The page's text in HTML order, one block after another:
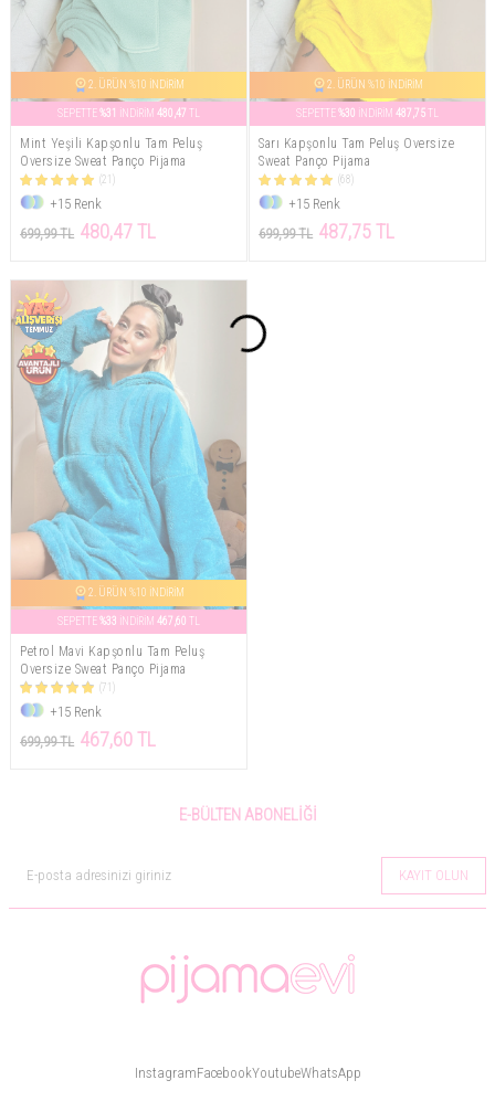
2. ÜRÜN %10 İNDİRİM
SEPETTE%31 İNDİRİM 480,47 TL
Mint Yeşili Kapşonlu Tam Peluş
Oversize Sweat Panço Pijama
(21)
+15 Renk
699,99 TL 480,47 TL
2. ÜRÜN %10 İNDİRİM
SEPETTE%30 İNDİRİM 487,75TL
Sarı Kapşonlu Tam Peluş Oversize
Sweat Panço Pijama
(68)
+15 Renk
699,99 TL 487,75 TL
2. ÜRÜN %10 İNDİRİM
SEPETTE%33 İNDİRİM 467,60 TL
Petrol Mavi Kapşonlu Tam Peluş
Oversize Sweat Panço Pijama
(71)
+15 Renk
699,99 TL 467,60 TL
E-BÜLTEN ABONELIĞI
KAYIT OLUN
InstagramFacebookYoutubeWhatsApp